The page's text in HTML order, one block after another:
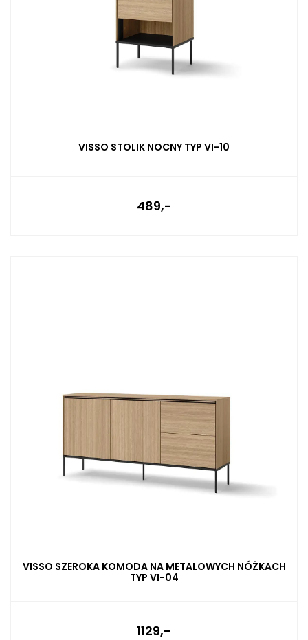
VISSO STOLIK NOCNY TYP VI-10
489,-
VISSO SZEROKA KOMODA NA METALOWYCH NÓŻKACH
TYP VI-04
1129,-